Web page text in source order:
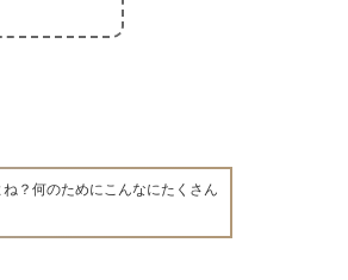
？何のためにこんなにたくさん